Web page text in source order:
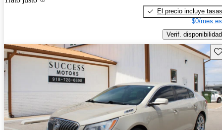
El precio incluye tasas
$0/mes
Verif. disponibilidad